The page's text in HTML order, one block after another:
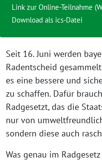
Seit 16. Juni werden
Radentscheid
es eine bessere und
zu schaffen. Dafür
Radgesetzt, das die
nur von
sondern diese auch
Was genau im
Link zur Online-Teilnahme
Download als ics-Datei